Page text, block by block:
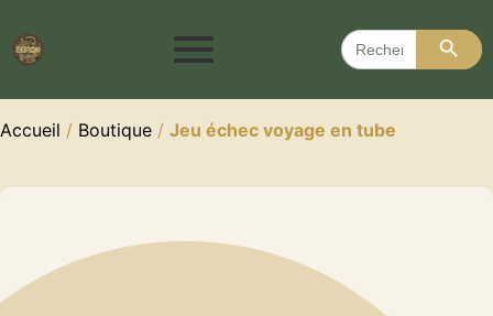
Search
for:
Search
Accueil / Boutique / Jeu échec voyage en tube